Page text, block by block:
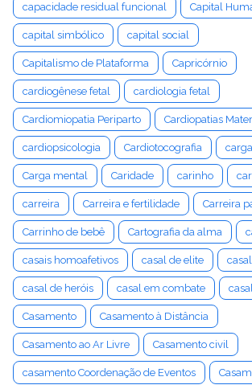
capacidade residual funcional Capital
capital simbólico capital social
Capitalismo de Plataforma Capricórnio
cardiogênese fetal cardiologia fetal
Cardiomiopatia Periparto Cardiopatias
cardiopsicologia Cardiotocografia
Carga mental Caridade carinho
carreira Carreira e fertilidade Carreira
Carrinho de bebê Cartografia da alma
casais homoafetivos casal de elite
casal de heróis casal em combate
Casamento Casamento à Distância
Casamento ao Ar Livre Casamento civil
casamento Coordenação de Eventos